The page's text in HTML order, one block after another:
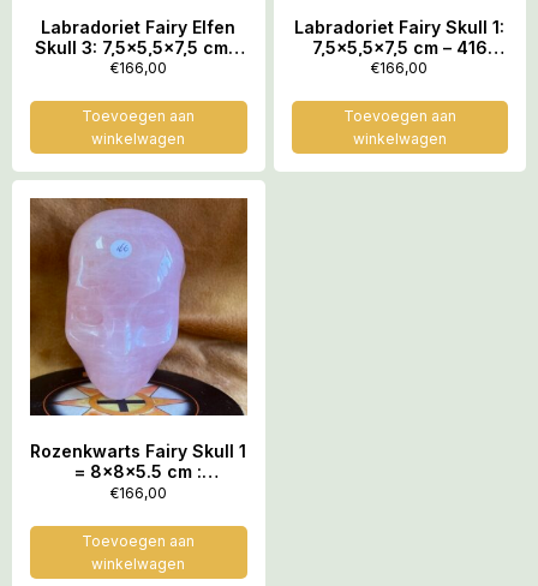
Labradoriet Fairy Elfen
Skull 3: 7,5×5,5×7,5 cm –
414 gram = Feeërieke
€166,00
Toevoegen aan
winkelwagen
Labradoriet Fairy Skull 1:
7,5×5,5×7,5 cm – 416
gram = Feeërieke
€166,00
Toevoegen aan
winkelwagen
Rozenkwarts Fairy Skull 1
= 8x8x5.5 cm :
Feeërieke Moeder Elf
€166,00
Toevoegen aan
winkelwagen